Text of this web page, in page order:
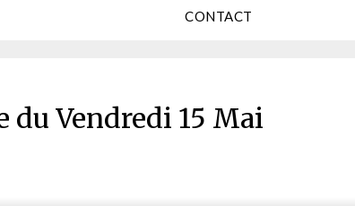
CONTACT
du Vendredi 15 Mai